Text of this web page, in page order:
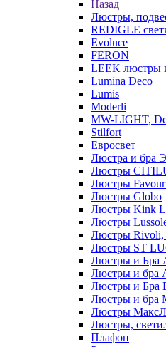
Назад
Люстры,
REDIGLE
Evoluce
FERON
LEEK люстры
Lumina Deco
Lumis
Moderli
MW-LIGHT,
Stilfort
Евросвет
Люстра и бра
Люстры
Люстры
Люстры Globo
Люстры Kink
Люстры
Люстры
Люстры ST
Люстры и Бра
Люстры и бра
Люстры и Бра
Люстры и бра
Люстры
Люстры,
Плафон